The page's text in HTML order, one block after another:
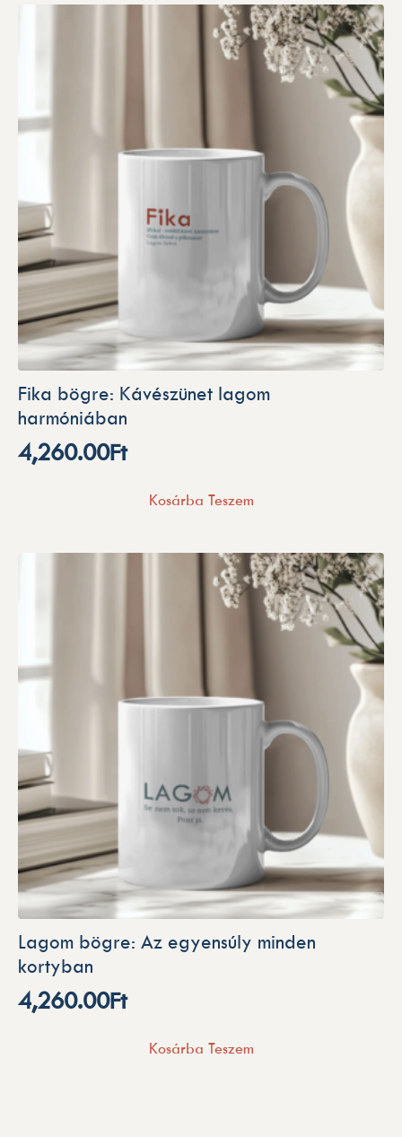
Fika bögre: Kávészünet lagom
harmóniában
4,260.00Ft
Kosárba Teszem
Lagom bögre: Az egyensúly minden
kortyban
4,260.00Ft
Kosárba Teszem